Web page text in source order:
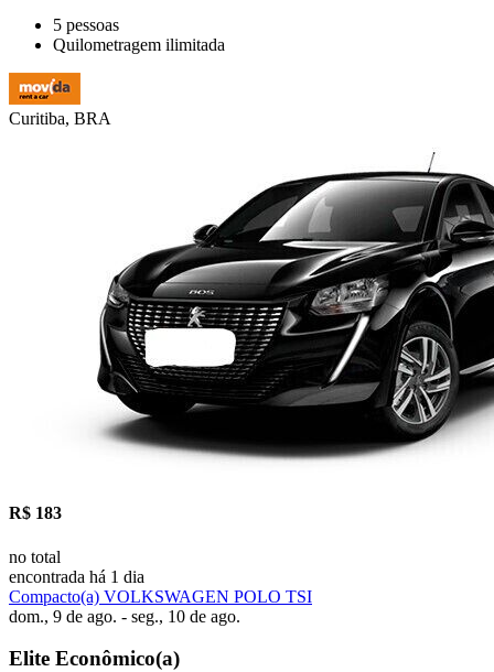
5 pessoas
Quilometragem ilimitada
Curitiba, BRA
R$ 183
no total
encontrada há 1 dia
Compacto(a) VOLKSWAGEN POLO TSI
dom., 9 de ago. - seg., 10 de ago.
Elite Econômico(a)